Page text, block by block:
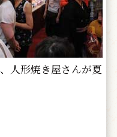
人形焼き屋さんが夏